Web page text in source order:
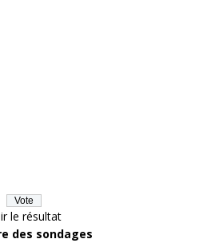
le résultat
des sondages